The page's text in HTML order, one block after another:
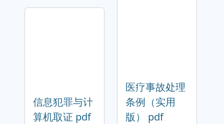
信息犯罪与计
算机取证 pdf
医疗事故处理
条例（实用
版） pdf